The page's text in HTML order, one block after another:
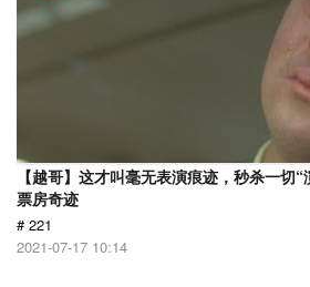
【越哥】这才叫毫无表演痕迹，秒杀一切
票房奇迹
# 221
2021-07-17 10:14